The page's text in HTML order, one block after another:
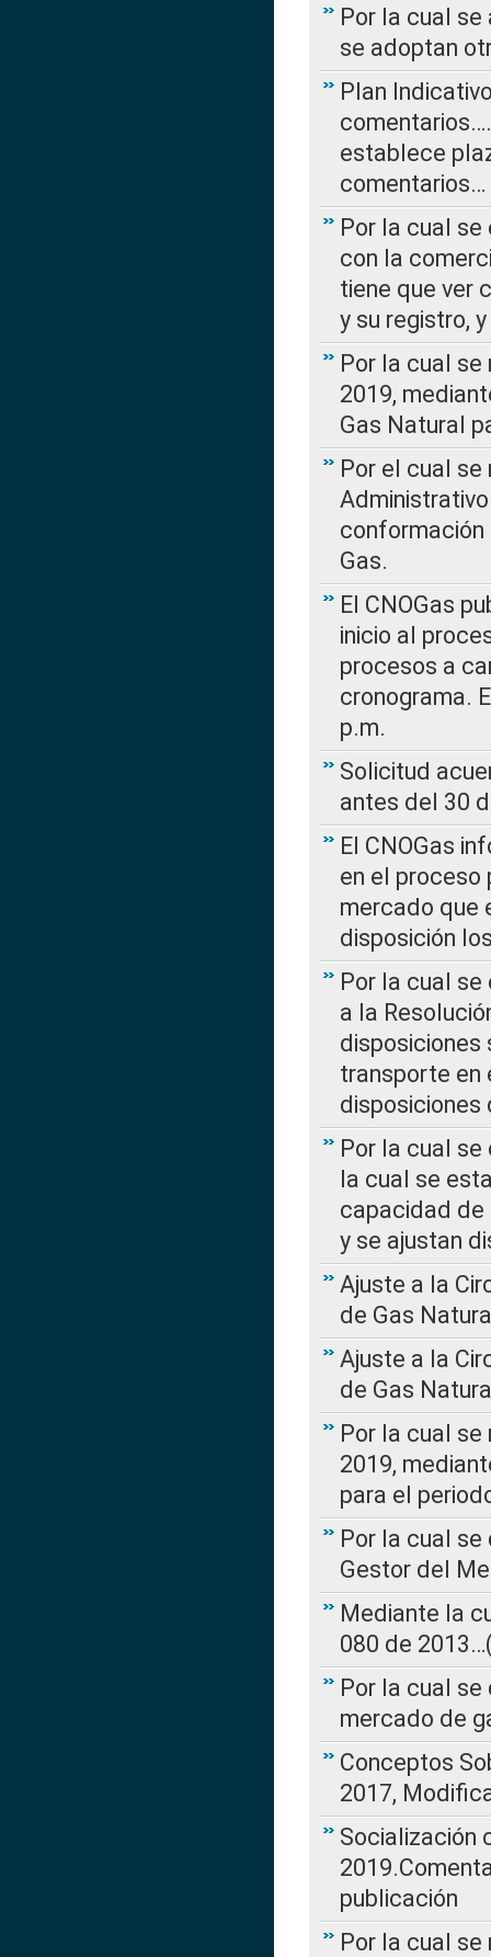
Por la cual
se adoptan
Plan
establece
comentarios…
Por la cual
con la
tiene que ver
y su registro,
Por la cual
2019,
Gas Natural
Por el cual
conformación
Gas.
El CNOGas
inicio al
procesos a
cronograma.
p.m.
Solicitud
antes del 30
El CNOGas
en el
mercado que
disposición
Por la cual se
a la
disposiciones
transporte en
disposiciones
Por la cual se
la cual se
capacidad de
y se ajustan
Ajuste a la
de Gas
Ajuste a la
de Gas
Por la cual se
2019,
para el
Por la cual
Gestor del
Mediante la
080 de
Por la cual
mercado de
Conceptos
2017,
Socialización
publicación
Por la cual se